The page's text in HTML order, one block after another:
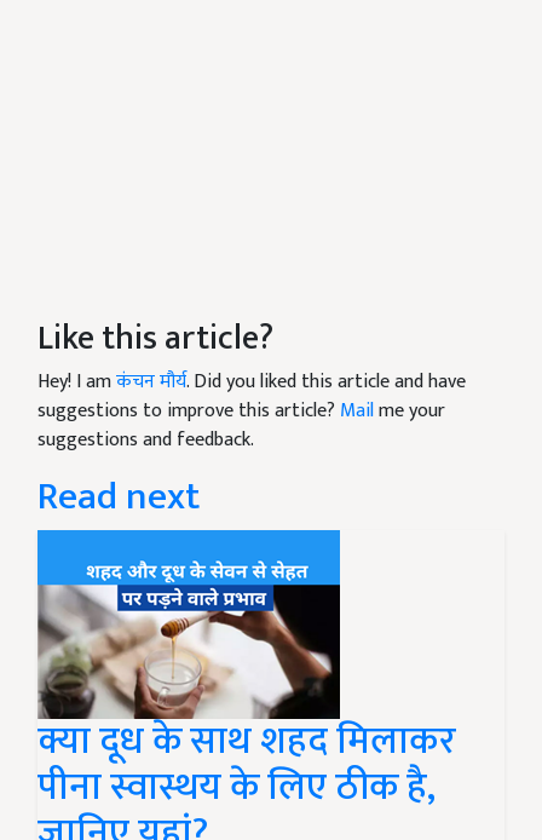
Like this article?
Hey! I amकंचन मौर्य. Did you liked this article and have
suggestions to improve this article? Mailme your
suggestions and feedback.
Read next
क्या दूध के साथ शहद मिलाकर
पीना स्वास्थय के लिए ठीक है,